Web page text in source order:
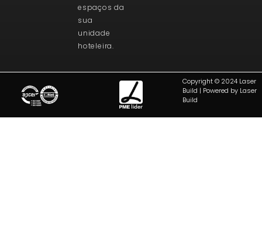
espaços da
sua
unidade
hoteleira.
Copyright © 2024 Laser
Build | Powered by Laser
Build